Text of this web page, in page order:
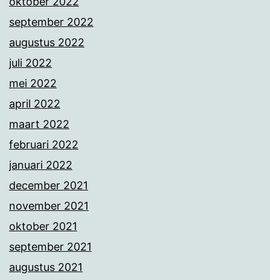
september 2022
augustus 2022
juli 2022
mei 2022
april 2022
maart 2022
februari 2022
januari 2022
december 2021
november 2021
oktober 2021
september 2021
augustus 2021